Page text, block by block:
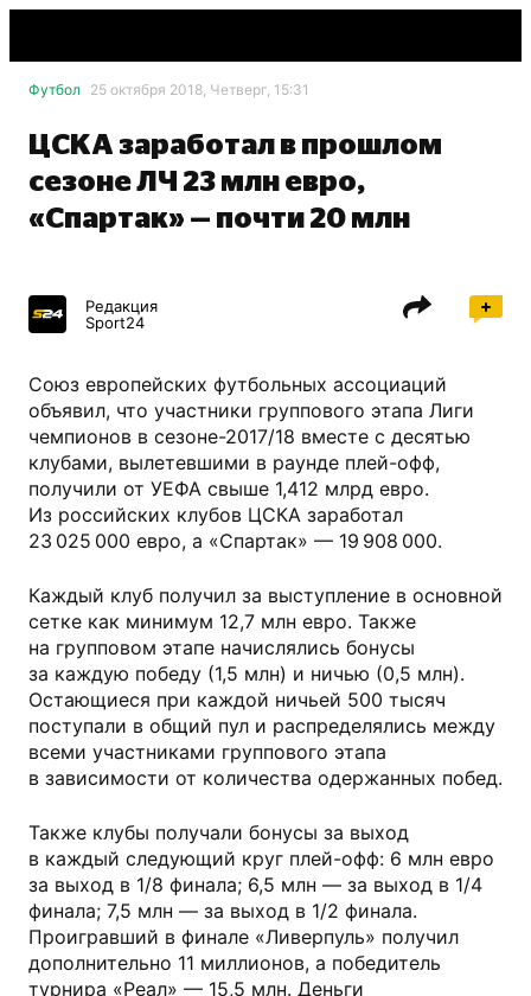
Футбол 25 октября 2018, Четверг, 15:31
ЦСКА заработал в прошлом
сезоне ЛЧ 23 млн евро,
«Спартак» — почти 20 млн
Редакция
Sport24
Союз европейских футбольных ассоциаций
объявил, что участники группового этапа Лиги
чемпионов в сезоне-2017/18 вместе с десятью
клубами, вылетевшими в раунде плей-офф,
получили от УЕФА свыше 1,412 млрд евро.
Из российских клубов ЦСКА заработал
23 025 000 евро, а «Спартак» — 19 908 000.
Каждый клуб получил за выступление в основной
сетке как минимум 12,7 млн евро. Также
на групповом этапе начислялись бонусы
за каждую победу (1,5 млн) и ничью (0,5 млн).
Остающиеся при каждой ничьей 500 тысяч
поступали в общий пул и распределялись между
всеми участниками группового этапа
в зависимости от количества одержанных побед.
Также клубы получали бонусы за выход
в каждый следующий круг плей-офф: 6 млн евро
за выход в 1/8 финала; 6,5 млн — за выход в 1/4
финала; 7,5 млн — за выход в 1/2 финала.
Проигравший в финале «Ливерпуль» получил
дополнительно 11 миллионов, а победитель
турнира «Реал» — 15,5 млн. Деньги